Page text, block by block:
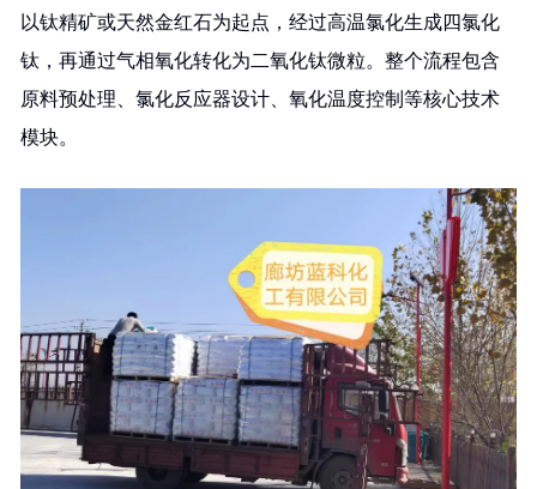
以钛精矿或天然金红石为起点，经过高温氯化生成四氯化
钛，再通过气相氧化转化为二氧化钛微粒。整个流程包含
原料预处理、氯化反应器设计、氧化温度控制等核心技术
模块。